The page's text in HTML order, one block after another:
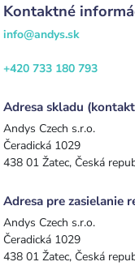
Kontaktné
info@andys.sk
+420 733 180 793
Adresa skladu
Andys Czech s.r.o.
Čeradická 1029
438 01 Žatec, Česká
Adresa pre zasielanie
Andys Czech s.r.o.
Čeradická 1029
438 01 Žatec, Česká